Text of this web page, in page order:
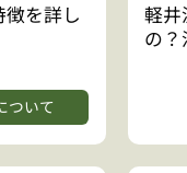
を詳し
ついて
軽井
の？